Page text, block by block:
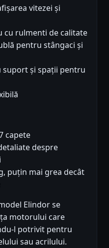
vitezei și
cu rulmenti de calitate
pentru stângaci și
suport și spații pentru
capete
despre
puțin mai grea decât
Elindor se
motorului care
l potrivit pentru
sau acrilului.